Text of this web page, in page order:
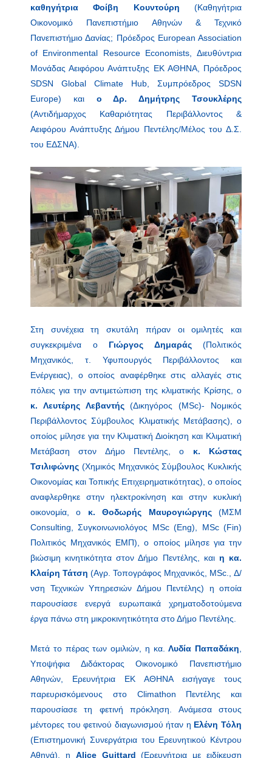
καθηγήτρια Φοίβη Κουντούρη (Καθηγήτρια
Οικονομικό Πανεπιστήμιο Αθηνών & Τεχνικό
Πανεπιστήμιο Δανίας; Πρόεδρος European Association
of Environmental Resource Economists, Διευθύντρια
Μονάδας Αειφόρου Ανάπτυξης ΕΚ ΑΘΗΝΑ, Πρόεδρος
SDSN Global Climate Hub, Συμπρόεδρος SDSN
Europe) και ο Δρ. Δημήτρης Τσουκλέρης
(Αντιδήμαρχος Καθαριότητας Περιβάλλοντος &
Αειφόρου Ανάπτυξης Δήμου Πεντέλης/Μέλος του Δ.Σ.
του ΕΔΣΝΑ).
Στη συνέχεια τη σκυτάλη πήραν οι ομιλητές και
συγκεκριμένα ο Γιώργος Δημαράς (Πολιτικός
Μηχανικός, τ. Υφυπουργός Περιβάλλοντος και
Ενέργειας), ο οποίος αναφέρθηκε στις αλλαγές στις
πόλεις για την αντιμετώπιση της κλιματικής Κρίσης, ο
κ. Λευτέρης Λεβαντής(Δικηγόρος (MSc)- Νομικός
Περιβάλλοντος Σύμβουλος Κλιματικής Μετάβασης), ο
οποίος μίλησε για την Κλιματική Διοίκηση και Κλιματική
Μετάβαση στον Δήμο Πεντέλης, ο κ. Κώστας
Τσιλιφώνης (Χημικός Μηχανικός Σύμβουλος Κυκλικής
Οικονομίας και Τοπικής Επιχειρηματικότητας), ο οποίος
αναφλερθηκε στην ηλεκτροκίνηση και στην κυκλική
οικονομία, ο κ. Θοδωρής Μαυρογιώργης(ΜΣΜ
Consulting, Συγκοινωνιολόγος MSc (Eng), MSc (Fin)
Πολιτικός Μηχανικός ΕΜΠ), ο οποίος μίλησε για την
βιώσιμη κινητικότητα στον Δήμο Πεντέλης, και η κα.
Κλαίρη Τάτση (Αγρ. Τοπογράφος Μηχανικός, MSc., Δ/
νση Τεχνικών Υπηρεσιών Δήμου Πεντέλης) η οποία
παρουσίασε ενεργά ευρωπαικά χρηματοδοτούμενα
έργα πάνω στη μικροκινητικότητα στο Δήμο Πεντέλης.
Μετά το πέρας των ομιλιών, η κα.Λυδία Παπαδάκη
Υποψήφια Διδάκτορας Οικονομικό Πανεπιστήμιο
Αθηνών, Ερευνήτρια ΕΚ ΑΘΗΝΑ εισήγαγε τους
παρευρισκόμενους στο Climathon Πεντέλης και
παρουσίασε τη φετινή πρόκληση. Ανάμεσα στους
μέντορες του φετινού διαγωνισμού ήταν η Ελένη Τόλη
(Επιστημονική Συνεργάτρια του Ερευνητικού Κέντρου
Αθηνά), η Alice Guittard(Ερευνήτρια με ειδίκευση